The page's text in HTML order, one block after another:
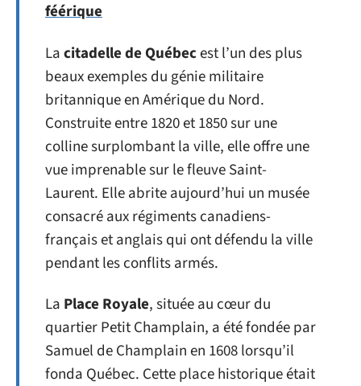
féérique
Lacitadelle de Québecest l’un des plus
beaux exemples du génie militaire
britannique en Amérique du Nord.
Construite entre 1820 et 1850 sur une
colline surplombant la ville, elle offre une
vue imprenable sur le fleuve Saint-
Laurent. Elle abrite aujourd’hui un musée
consacré aux régiments canadiens-
français et anglais qui ont défendu la ville
pendant les conflits armés.
La Place Royale, située au cœur du
quartier Petit Champlain, a été fondée par
Samuel de Champlain en 1608 lorsqu’il
fonda Québec. Cette place historique était